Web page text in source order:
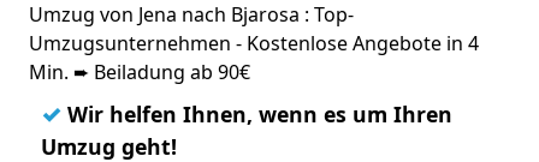
Umzug von Jena nach Bjarosa : Top-
Umzugsunternehmen - Kostenlose Angebote in 4
Min. ➨ Beiladung ab 90€
✓ Wir helfen Ihnen, wenn es um Ihren
Umzug geht!